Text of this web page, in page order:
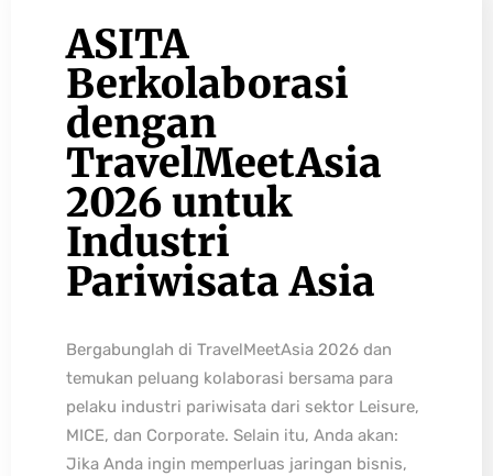
ASITA
Berkolaborasi
dengan
TravelMeetAsia
2026 untuk
Industri
Pariwisata Asia
Bergabunglah di TravelMeetAsia 2026 dan
temukan peluang kolaborasi bersama para
pelaku industri pariwisata dari sektor Leisure,
MICE, dan Corporate. Selain itu, Anda akan:
Jika Anda ingin memperluas jaringan bisnis,